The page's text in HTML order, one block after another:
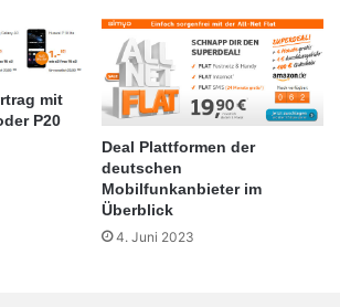
mit
P20
Deal Plattformen der
deutschen
Mobilfunkanbieter im
Überblick
4. Juni 2023